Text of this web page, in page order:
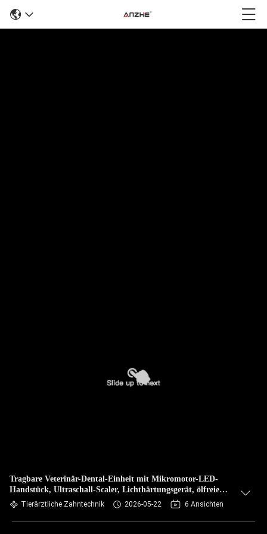
Tragbare Veterinär-Dental-Einheit mit Mikromotor-LED-
Handstück, Ultraschall-Scaler, Lichthärtungsgerät, ölfreiem
Luftkompressor, mobilem Haustier-Dentalwagen,
Dentalgeräte für die Veterinärklinik
Tierärztliche Zahntechnik 2026-05-22 6 Ansichten